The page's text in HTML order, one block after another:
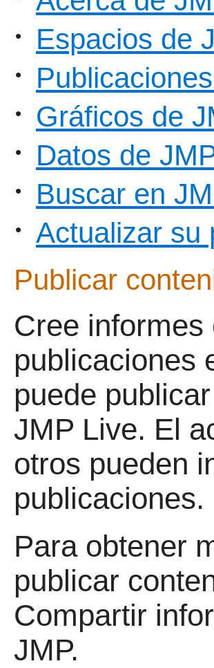
• Espacios de
•
• Gráficos de
• Datos de
• Buscar en
•
Actualizar su
Publicar
Cree
publicaciones
puede
JMP Live. El
otros pueden
publicaciones.
Para obtener
publicar
Compartir
JMP.